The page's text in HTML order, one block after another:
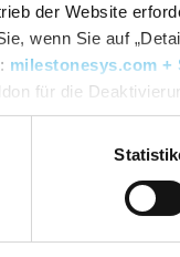
der Website
wenn Sie auf
milestonesys.com +
für die
können jederzeit